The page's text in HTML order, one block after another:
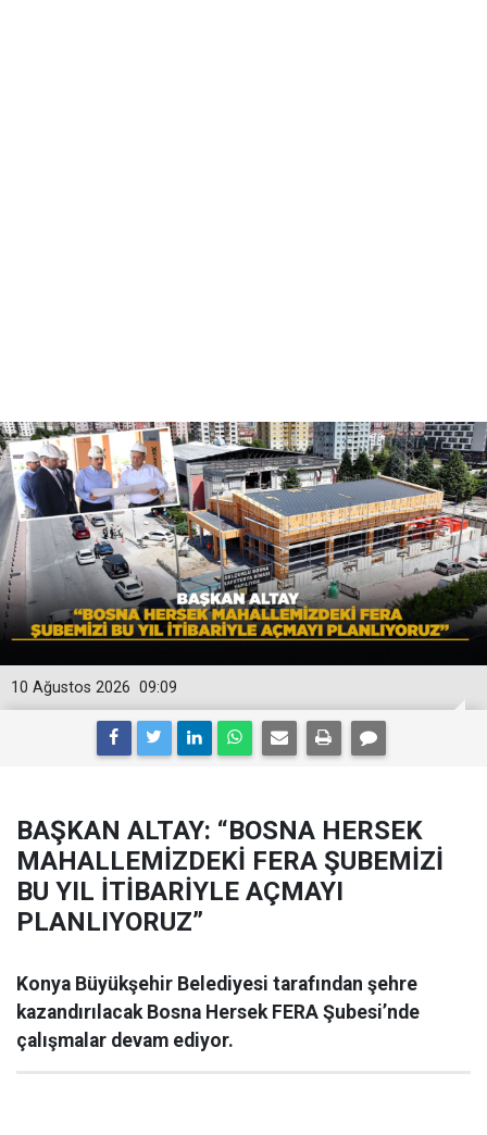
09:09
10 Ağustos 2026
BAŞKAN ALTAY: “BOSNA HERSEK
MAHALLEMİZDEKİ FERA ŞUBEMİZİ
BU YIL İTİBARİYLE AÇMAYI
PLANLIYORUZ”
Konya Büyükşehir Belediyesi tarafından şehre
kazandırılacak Bosna Hersek FERA Şubesi’nde
çalışmalar devam ediyor.